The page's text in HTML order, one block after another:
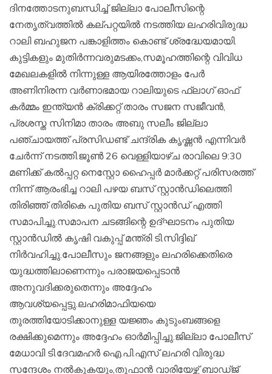
ദിനത്തോടനുബന്ധിച്ച് ജില്ലാ പോലീസിന്റെ
നേതൃത്വത്തിൽ കല്പറ്റയിൽ നടത്തിയ ലഹരിവിരുദ്ധ
റാലി ബഹുജന പങ്കാളിത്തം കൊണ്ട് ശ്രദ്ധേയമായി.
കുട്ടികളും മുതിർന്നവരുമടക്കം,സമൂഹത്തിന്റെ വിവിധ
മേഖലകളിൽ നിന്നുള്ള ആയിരത്തോളം പേർ
അണിനിരന്ന വർണാഭമായ റാലിയുടെ ഫ്ലാഗ് ഓഫ്
കർമ്മം ഇന്ത്യൻ ക്രിക്കറ്റ് താരം സജന സജീവൻ,
പ്രശസ്ത സിനിമാ താരം അബു സലീം ജില്ലാ
പഞ്ചായത്ത് പ്രസിഡണ്ട് ചന്ദ്രിക കൃഷ്ണൻ എന്നിവർ
ചേർന്ന് നടത്തി.ജൂൺ 26 വെള്ളിയാഴ്ച രാവിലെ 9:30
മണിക്ക് കൽപ്പറ്റ നെസ്റ്റോ ഹൈപ്പർ മാർക്കറ്റ് പരിസരത്ത്
നിന്ന് ആരംഭിച്ച റാലി പഴയ ബസ് സ്റ്റാൻഡിലെത്തി
തിരിഞ്ഞ് തിരികെ പുതിയ ബസ് സ്റ്റാൻഡ് എത്തി
സമാപിച്ചു.സമാപന ചടങ്ങിന്റെ ഉദ്ഘാടനം പുതിയ
സ്റ്റാൻഡിൽ കൃഷി വകുപ്പ് മന്ത്രി ടി.സിദ്ദിഖ്
നിർവഹിച്ചു.പോലീസും ജനങ്ങളും ലഹരിക്കെതിരെ
യുദ്ധത്തിലാണെന്നും പരാജയപ്പെടാൻ
അനുവദിക്കരുതെന്നും അദ്ദേഹം
ആവശ്യപ്പെട്ടു.ലഹരിമാഫിയയെ
തുരത്തിയോടിക്കാനുള്ള യജ്ഞം കുടുംബങ്ങളെ
രക്ഷിക്കുമെന്നും അദ്ദേഹം ഓർമിപ്പിച്ചു.ജില്ലാ പോലീസ്
മേധാവി ടി.ദേവമഹർ ഐ.പി.എസ് ലഹരി വിരുദ്ധ
സന്ദേശം നൽകുകയും,തൂഫാൻ വാരിയേഴ്സ് ബാഡ്ജ്